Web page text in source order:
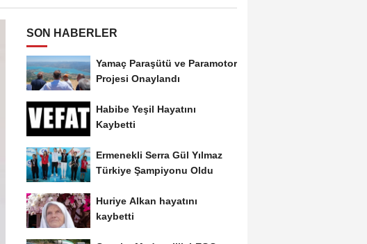
SON HABERLER
Yamaç Paraşütü ve Paramotor
Projesi Onaylandı
Habibe Yeşil Hayatını
Kaybetti
Ermenekli Serra Gül Yılmaz
Türkiye Şampiyonu Oldu
Huriye Alkan hayatını
kaybetti